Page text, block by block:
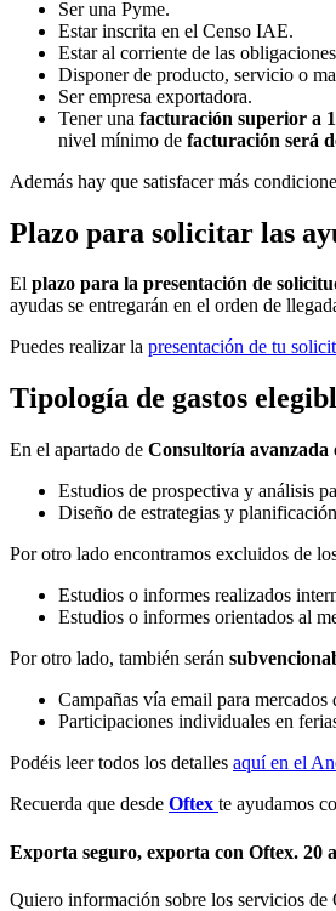
Ser una Pyme.
Estar inscrita en el Censo IAE.
Estar al corriente de las
Disponer de producto, servicio o
Ser empresa exportadora.
Tener una facturación superior a
nivel mínimo de facturación será
Además hay que satisfacer más
Plazo para solicitar las
El plazo para la presentación de
ayudas se entregarán en el orden de
Puedes realizar la presentación de tu
Tipología de gastos
En el apartado de Consultoría avanzada
Estudios de prospectiva y análisis
Diseño de estrategias y
Por otro lado encontramos excluidos de
Estudios o informes realizados
Estudios o informes orientados al
Por otro lado, también serán
Campañas vía email para mercados
Participaciones individuales en
Podéis leer todos los detalles aquí en el
Recuerda que desde Oftex te ayudamos
Exporta seguro, exporta con Oftex. 20
Quiero información sobre los servicios